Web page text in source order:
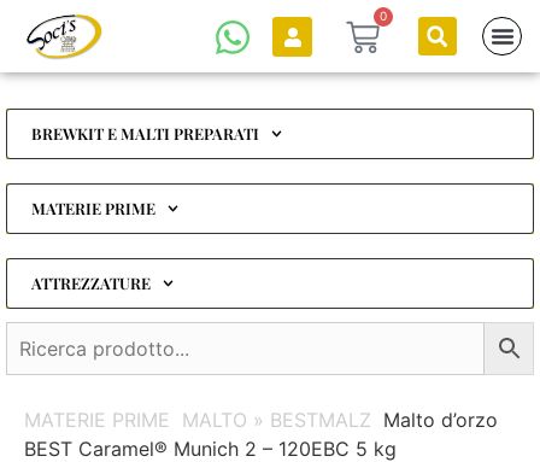
0
BREWKIT E MALTI PREPARATI
MATERIE PRIME
ATTREZZATURE
MATERIE PRIME MALTO » BESTMALZ Malto d’orzo
BEST Caramel® Munich 2 – 120EBC 5 kg